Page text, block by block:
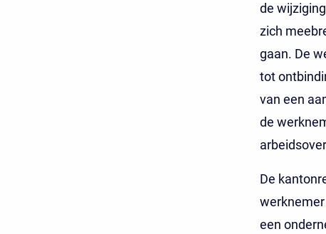
de
zich
gaan. De
tot
van een
de
De
een